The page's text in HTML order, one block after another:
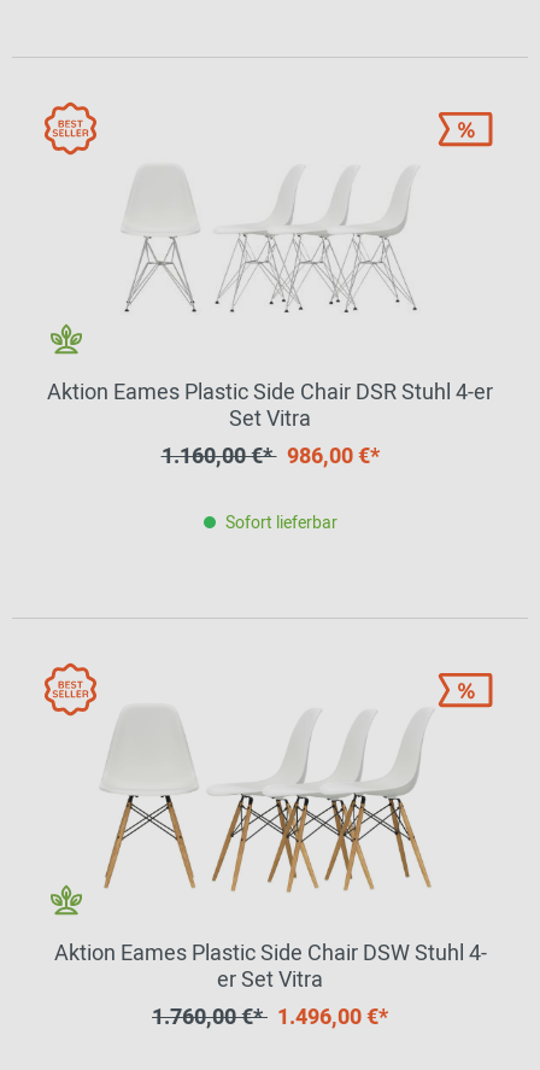
Aktion Eames Plastic Side Chair DSR Stuhl 4-er
Set Vitra
1.160,00 €*986,00 €*
Sofort lieferbar
Aktion Eames Plastic Side Chair DSW Stuhl 4-
er Set Vitra
1.760,00 €* 1.496,00 €*